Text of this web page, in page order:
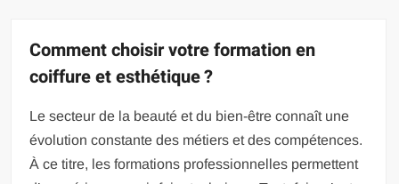
Comment choisir votre formation en
coiffure et esthétique ?
Le secteur de la beauté et du bien-être connaît une
évolution constante des métiers et des compétences.
À ce titre, les formations professionnelles permettent